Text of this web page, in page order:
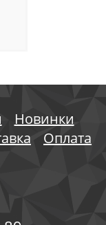
Новинки
Оплата